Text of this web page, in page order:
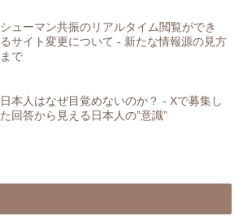
シューマン共振のリアルタイム閲覧ができ
るサイト変更について - 新たな情報源の見方
まで
日本人はなぜ目覚めないのか？ - Xで募集し
た回答から見える日本人の”意識”